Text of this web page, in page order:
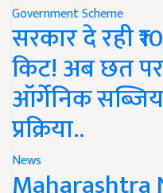
Government Scheme
सरकार दे रही
किट! अब छत
ऑर्गेनिक
प्रक्रिया..
News